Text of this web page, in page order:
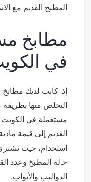
المطبخ القديم مع
مطابخ
في
إذا كانت لديك
التخلص منها
مستعملة في
القديم إلى قيمة
استخدام، حيث
حالة المطبخ وعدد
الدواليب والأبواب.